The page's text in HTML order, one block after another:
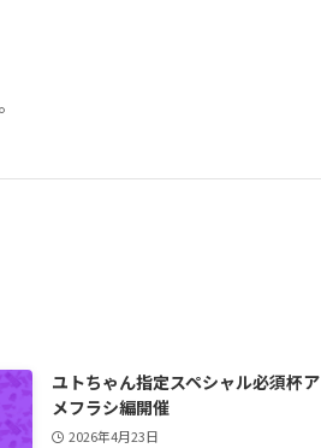
ユトちゃん指定スペシャル必須杯ア
メフラシ編開催
2026年4月23日